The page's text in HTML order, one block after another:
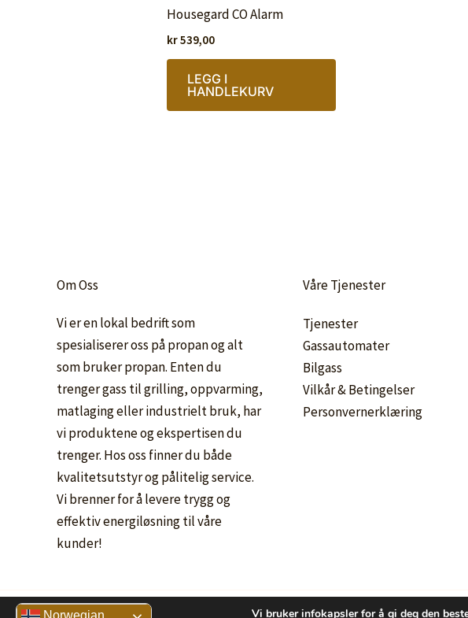
Housegard CO Alarm
kr539,00
LEGG I
HANDLEKURV
Om Oss
Vi er en lokal bedrift som
spesialiserer oss på propan og alt
som bruker propan. Enten du
trenger gass til grilling, oppvarming,
matlaging eller industrielt bruk, har
vi produktene og ekspertisen du
trenger. Hos oss finner du både
kvalitetsutstyr og pålitelig service.
Vi brenner for å levere trygg og
effektiv energiløsning til våre
kunder!
Våre Tjenester
Tjenester
Gassautomater
Bilgass
Vilkår & Betingelser
Personvernerklæring
Vi bruker infokapsler for å gi deg den